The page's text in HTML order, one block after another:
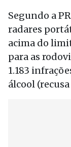
Segundo a
radares
acima do
para as
1.183
álcool